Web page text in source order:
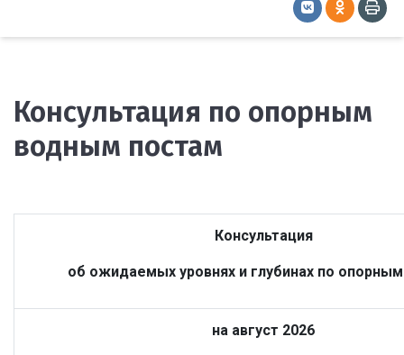
Консультация по опорным
водным постам
Консультация
об ожидаемых уровнях и глубинах по
на август 2026